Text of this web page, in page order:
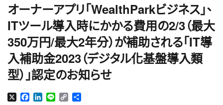
オーナーアプリ「WealthParkビジネス」、
ITツール導入時にかかる費用の2/3（最大
350万円/最大2年分）が補助される「IT導
入補助金2023（デジタル化基盤導入類
型）」認定のお知らせ
X Facebook
LinkedIn
Line Copy